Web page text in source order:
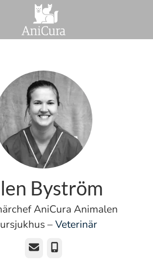
Byström
AniCura Animalen
–Veterinär
E-post Telefon